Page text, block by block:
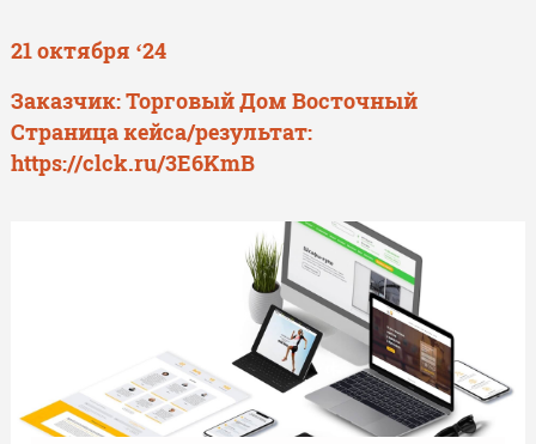
21 октября ‘24
Заказчик: Торговый Дом Восточный
Страница кейса/результат:
https://clck.ru/3E6KmB